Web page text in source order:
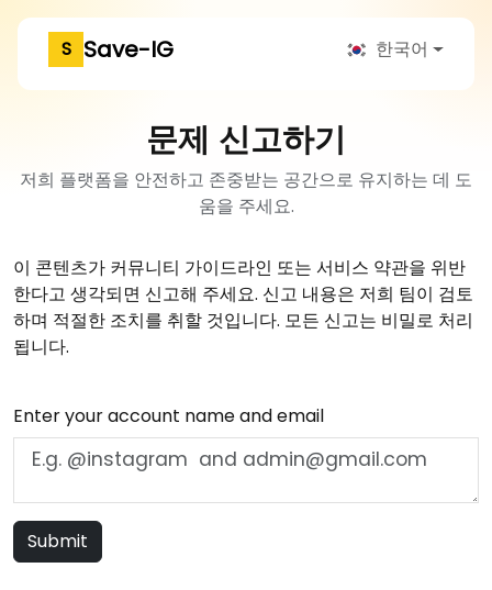
S Save-IG 한국어
문제 신고하기
저희 플랫폼을 안전하고 존중받는 공간으로 유지하는 데 도
움을 주세요.
이 콘텐츠가 커뮤니티 가이드라인 또는 서비스 약관을 위반
한다고 생각되면 신고해 주세요. 신고 내용은 저희 팀이 검토
하며 적절한 조치를 취할 것입니다. 모든 신고는 비밀로 처리
됩니다.
Enter your account name and email
Submit